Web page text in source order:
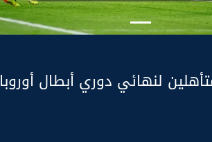
لنهائي دوري أبطال أوروبا 2023/2024